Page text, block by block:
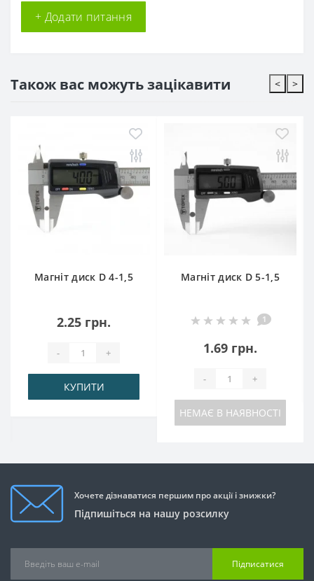
+ Додати питання
Також вас можуть зацікавити <
Магніт диск D 4-1,5
2.25 грн.
- +
КУПИТИ
Магніт диск D 5-1,5
1
1.69 грн.
- +
НЕМАЄ В НАЯВНОСТІ
>
Хочете дізнаватися першим про акції і знижки?
Підпишіться на нашу розсилку
Підписатися